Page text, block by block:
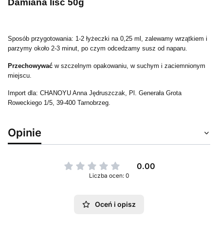
Sposób przygotowania: 1-2 łyżeczki na 0,25 ml, zalewamy wrzątkiem i
parzymy około 2-3 minut, po czym odcedzamy susz od naparu.
Przechowywać w szczelnym opakowaniu, w suchym i zaciemnionym
miejscu.
Import dla: CHANOYU Anna Jędruszczak, Pl. Generała Grota
Roweckiego 1/5, 39-400 Tarnobrzeg.
Opinie
0.00
Liczba ocen: 0
Oceń i opisz